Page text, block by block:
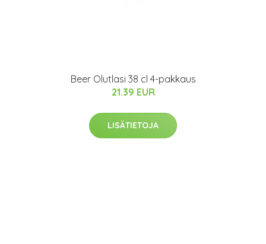
Beer Olutlasi 38 cl 4-pakkaus
21.39 EUR
LISÄTIETOJA